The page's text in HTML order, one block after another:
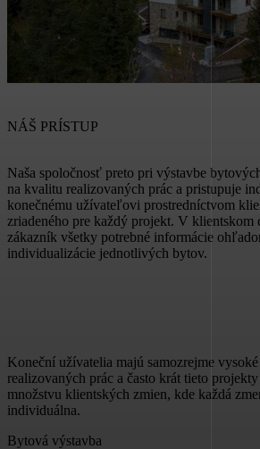
NÁŠ PRÍSTUP
Naša spoločnosť preto pri výstavbe
na kvalitu realizovaných prác a pristupuje
konečnému užívateľovi prostredníctvom
zriadeného pre každý projekt. V klientskom
zákazník všetky potrebné informácie
individualizácie jednotlivých bytov.
Koneční užívatelia majú samozrejme
realizovaných prác a často krát tieto
množstvu klientských zmien, kde každá
individuálna.
Bytová výstavba